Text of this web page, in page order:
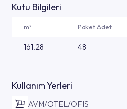
Kutu Bilgileri
m² Paket Adet
161.28 48
Kullanım Yerleri
AVM/OTEL/OFIS